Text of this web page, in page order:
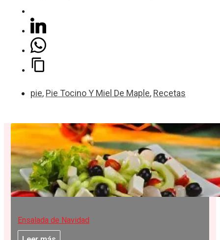
pie, Pie Tocino Y Miel De Maple, Recetas
Ensalada de Navidad